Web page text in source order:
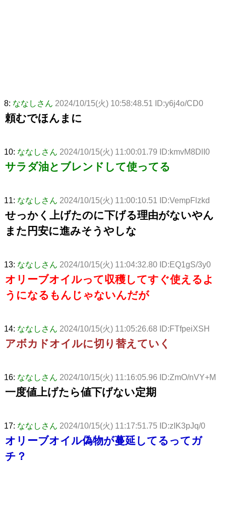
8: ななしさん 2024/10/15(火) 10:58:48.51 ID:y6j4o/CD0
頼むでほんまに
10: ななしさん 2024/10/15(火) 11:00:01.79 ID:kmvM8DlI0
サラダ油とブレンドして使ってる
11: ななしさん 2024/10/15(火) 11:00:10.51 ID:VempFlzkd
せっかく上げたのに下げる理由がないやん
また円安に進みそうやしな
13: ななしさん 2024/10/15(火) 11:04:32.80 ID:EQ1gS/3y0
オリーブオイルって収穫してすぐ使えるよ
うになるもんじゃないんだが
14: ななしさん 2024/10/15(火) 11:05:26.68 ID:FTfpeiXSH
アボカドオイルに切り替えていく
16: ななしさん 2024/10/15(火) 11:16:05.96 ID:ZmO/nVY+M
一度値上げたら値下げない定期
17: ななしさん 2024/10/15(火) 11:17:51.75 ID:zIK3pJq/0
オリーブオイル偽物が蔓延してるってガ
チ？